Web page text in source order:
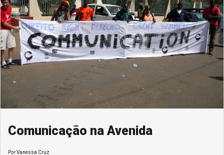
Comunicação na Avenida
PorVanessa Cruz